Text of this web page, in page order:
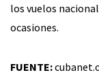
los vuelos
ocasiones.
FUENTE: